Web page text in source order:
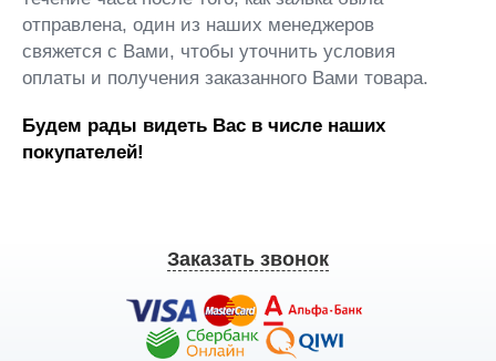
отправлена, один из наших менеджеров
свяжется с Вами, чтобы уточнить условия
оплаты и получения заказанного Вами товара.
Будем рады видеть Вас в числе наших
покупателей!
Заказать звонок